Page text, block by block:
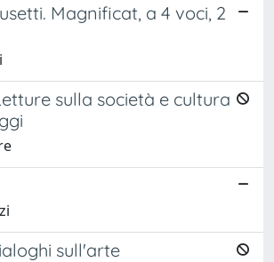
Magnificat, a 4 voci, 2
sulla società e cultura
sull'arte